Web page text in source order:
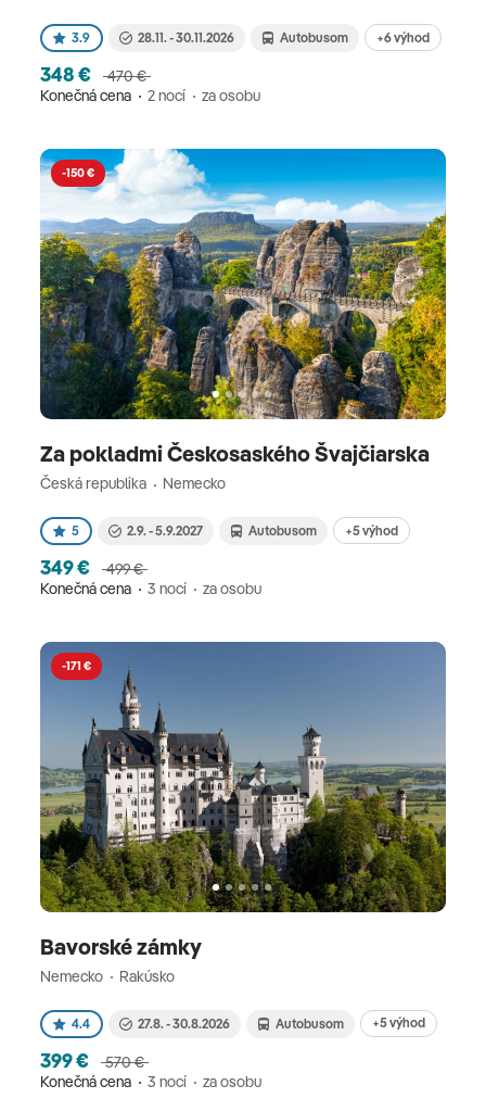
3.9 28.11. - 30.11.2026 Autobusom +6 výhod
348 €
470 €
Konečná cena
2 nocí za osobu
-150 €
Za pokladmi Českosaského Švajčiarska
Česká republika Nemecko
5 2.9. - 5.9.2027 Autobusom +5 výhod
349 €
499 €
Konečná cena
3 nocí za osobu
-171 €
Bavorské zámky
Nemecko Rakúsko
4.4 27.8. - 30.8.2026 Autobusom +5 výhod
399 €
570 €
Konečná cena
3 nocí za osobu